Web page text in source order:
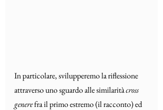
In particolare, svilupperemo la riflessione
attraverso uno sguardo alle similarità cross
genere fra il primo estremo (il racconto) ed